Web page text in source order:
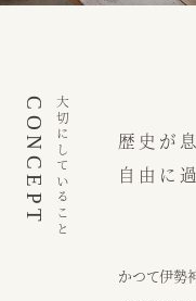
ウェディング予約
カフェ
大切にしていること
CONCEPT
歴史が
自由に
かつて伊勢